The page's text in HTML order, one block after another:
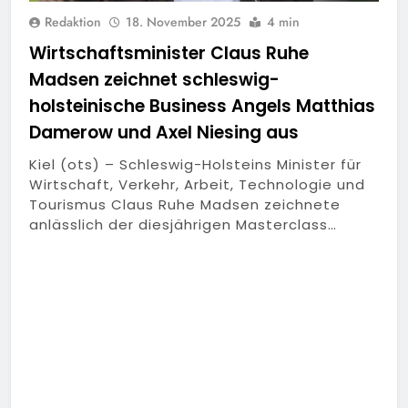
Redaktion 18. November 2025 4 min
Wirtschaftsminister Claus Ruhe
Madsen zeichnet schleswig-
holsteinische Business Angels Matthias
Damerow und Axel Niesing aus
Kiel (ots) – Schleswig-Holsteins Minister für
Wirtschaft, Verkehr, Arbeit, Technologie und
Tourismus Claus Ruhe Madsen zeichnete
anlässlich der diesjährigen Masterclass…